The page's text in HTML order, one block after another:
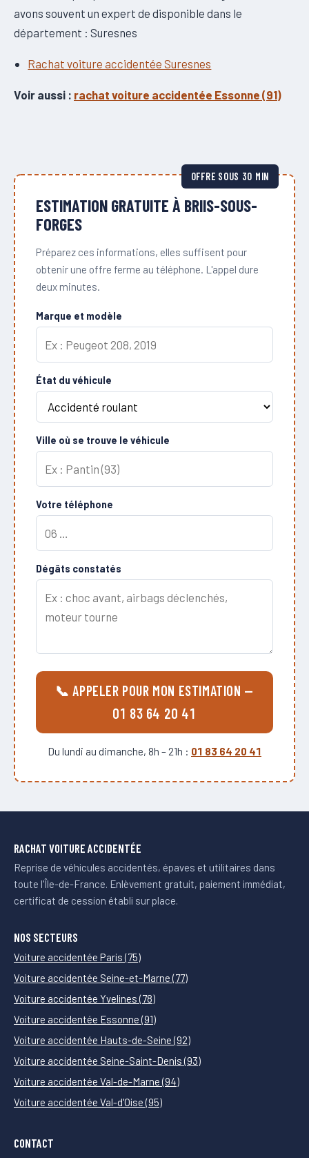
avons souvent un expert de disponible dans le
département : Suresnes
Rachat voiture accidentée Suresnes
Voir aussi : rachat voiture accidentée Essonne (91)
OFFRE SOUS 30 MIN
ESTIMATION GRATUITE À BRIIS-SOUS-
FORGES
Préparez ces informations, elles suffisent pour
obtenir une offre ferme au téléphone. L'appel dure
deux minutes.
Marque et modèle
État du véhicule
Ville où se trouve le véhicule
Votre téléphone
Dégâts constatés
📞 APPELER POUR MON ESTIMATION —
01 83 64 20 41
Du lundi au dimanche, 8h – 21h : 01 83 64 20 41
RACHAT VOITURE ACCIDENTÉE
Reprise de véhicules accidentés, épaves et utilitaires dans
toute l'Île-de-France. Enlèvement gratuit, paiement immédiat,
certificat de cession établi sur place.
NOS SECTEURS
Voiture accidentée Paris (75)
Voiture accidentée Seine-et-Marne (77)
Voiture accidentée Yvelines (78)
Voiture accidentée Essonne (91)
Voiture accidentée Hauts-de-Seine (92)
Voiture accidentée Seine-Saint-Denis (93)
Voiture accidentée Val-de-Marne (94)
Voiture accidentée Val-d'Oise (95)
CONTACT